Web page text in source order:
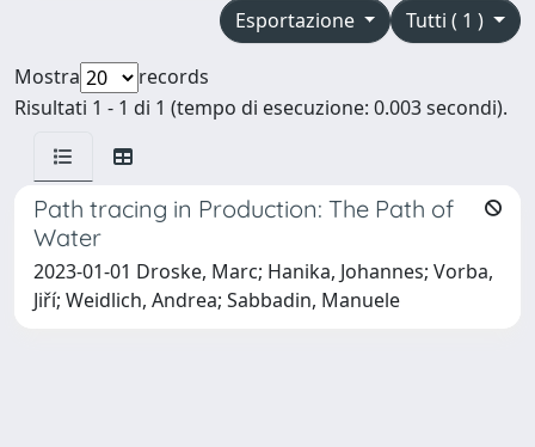
Tutti ( 1 )
Esportazione
Mostra
records
Risultati 1 - 1 di 1 (tempo di esecuzione: 0.003 secondi).
Path tracing in Production: The Path of
Water
2023-01-01 Droske, Marc; Hanika, Johannes; Vorba,
Jiří; Weidlich, Andrea; Sabbadin, Manuele